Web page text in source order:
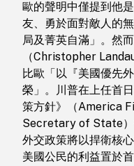
歐的聲明中僅提到他
友、勇於面對敵人的
局及菁英自滿」。然
（Christopher
比歐「以『美國優先
榮」。川普在上任首
策方針》（America
Secretary of State）
外交政策將以捍衛核
美國公民的利益置於